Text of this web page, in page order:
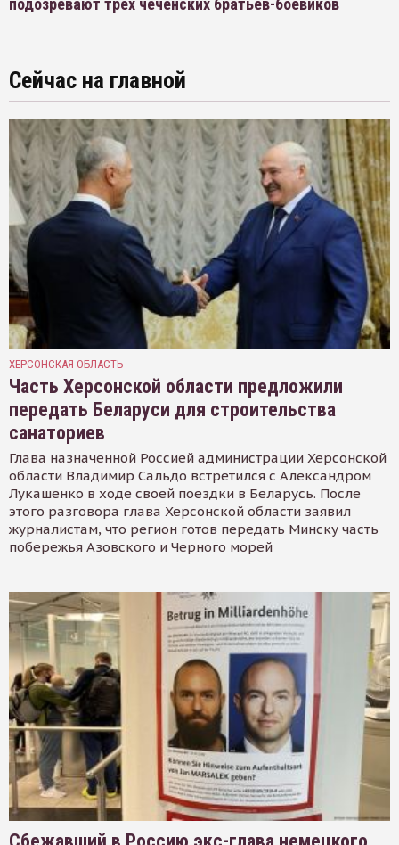
подозревают трех чеченских братьев-боевиков
Сейчас на главной
ХЕРСОНСКАЯ ОБЛАСТЬ
Часть Херсонской области предложили
передать Беларуси для строительства
санаториев
Глава назначенной Россией администрации Херсонской
области Владимир Сальдо встретился с Александром
Лукашенко в ходе своей поездки в Беларусь. После
этого разговора глава Херсонской области заявил
журналистам, что регион готов передать Минску часть
побережья Азовского и Черного морей